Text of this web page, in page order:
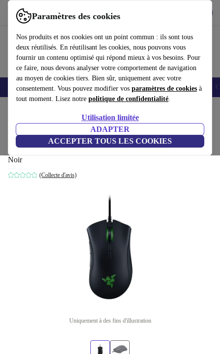
Paramètres des cookies
Nos produits et nos cookies ont un point commun : ils sont tous
deux réutilisés. En réutilisant les cookies, nous pouvons vous
fournir un contenu optimisé qui répond mieux à vos besoins. Pour
ce faire, nous devons analyser votre comportement de navigation
au moyen de cookies tiers. Bien sûr, uniquement avec votre
consentement. Vous pouvez modifier vos paramètres de cookies à
tout moment. Lisez notre politique de confidentialité.
Utilisation limitée
ADAPTER
ACCEPTER TOUS LES COOKIES
Utilisez refurbed rapidement et facilement
Smartphones Laptops Tablettes Montres connectées Accessoires
Razer DeathAdder Elite Souris Gaming
Ergonomique
Noir
(Collecte d'avis)
Uniquement à des fins d'illustration